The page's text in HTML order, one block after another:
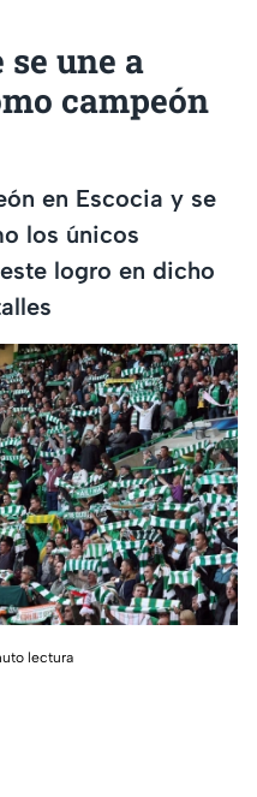
une a
campeón
en Escocia y se
los únicos
logro en dicho
lectura